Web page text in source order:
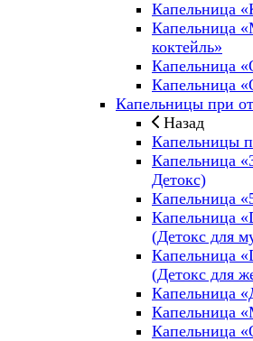
Капельница
Капельница
коктейль»
Капельница
Капельница
Капельницы при
Назад
Капельницы
Капельница
Детокс)
Капельница
Капельница
(Детокс для
Капельница
(Детокс для
Капельница
Капельница
Капельница